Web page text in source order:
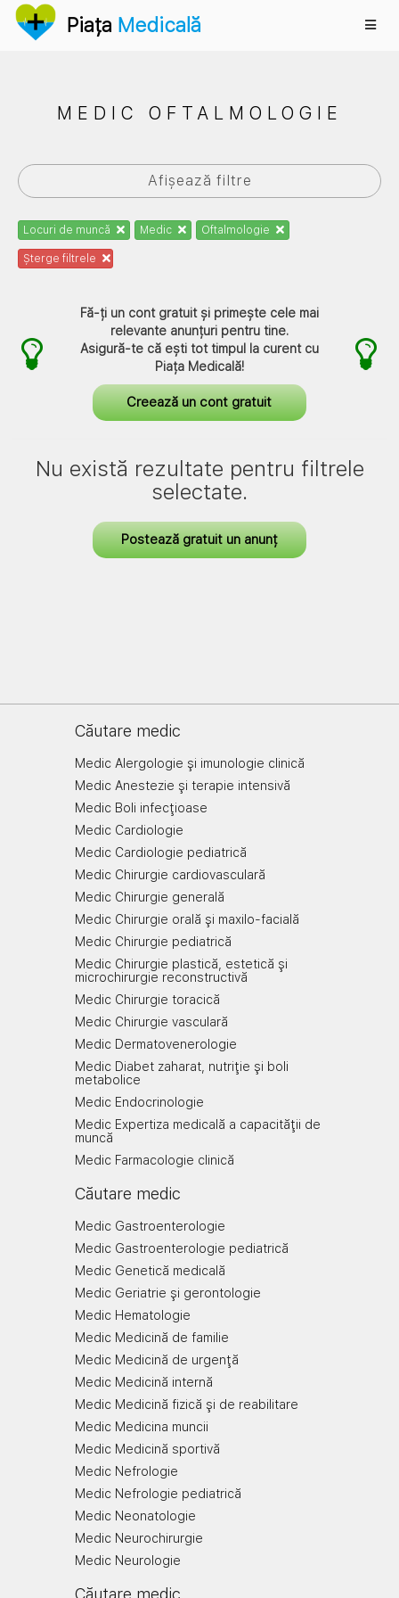
Piața Medicală
Anunțuri
MEDIC OFTALMOLOGIE
Afișează filtre
Locuri de muncă Medic Oftalmologie
Șterge filtrele
Fă-ți un cont gratuit și primește cele mai
relevante anunțuri pentru tine.
Asigură-te că ești tot timpul la curent cu
Piața Medicală!
Creează un cont gratuit
Nu există rezultate pentru filtrele
selectate.
Postează gratuit un anunț
Căutare medic
Medic Alergologie şi imunologie clinică
Medic Anestezie şi terapie intensivă
Medic Boli infecţioase
Medic Cardiologie
Medic Cardiologie pediatrică
Medic Chirurgie cardiovasculară
Medic Chirurgie generală
Medic Chirurgie orală şi maxilo-facială
Medic Chirurgie pediatrică
Medic Chirurgie plastică, estetică şi
microchirurgie reconstructivă
Medic Chirurgie toracică
Medic Chirurgie vasculară
Medic Dermatovenerologie
Medic Diabet zaharat, nutriţie şi boli
metabolice
Medic Endocrinologie
Medic Expertiza medicală a capacităţii de
muncă
Medic Farmacologie clinică
Căutare medic
Medic Gastroenterologie
Medic Gastroenterologie pediatrică
Medic Genetică medicală
Medic Geriatrie şi gerontologie
Medic Hematologie
Medic Medicină de familie
Medic Medicină de urgenţă
Medic Medicină internă
Medic Medicină fizică şi de reabilitare
Medic Medicina muncii
Medic Medicină sportivă
Medic Nefrologie
Medic Nefrologie pediatrică
Medic Neonatologie
Medic Neurochirurgie
Medic Neurologie
Căutare medic